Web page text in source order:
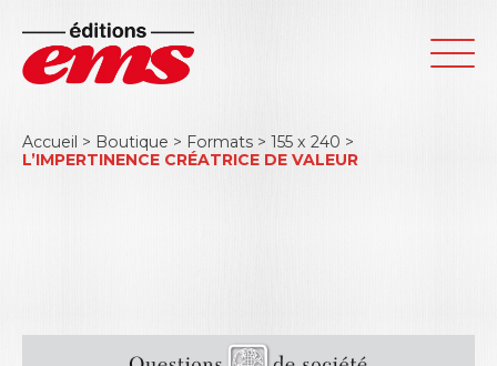
Accueil > Boutique > Formats > 155 x 240 >
L’IMPERTINENCE CRÉATRICE DE VALEUR